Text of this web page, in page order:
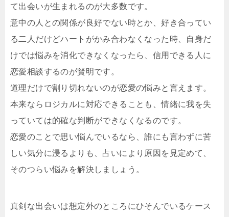
て出会いが生まれるのが大多数です。
意中の人との関係が良好でない時とか、好き合ってい
る二人だけどハートがかみ合わなくなった時、自身だ
けでは悩みを消化できなくなったら、信用できる人に
恋愛相談するのが賢明です。
道理だけで割り切れないのが恋愛の悩みと言えます。
本来ならロジカルに対応できることも、情緒に我を失
っていては的確な判断ができなくなるのです。
恋愛のことで思い悩んでいるなら、誰にも言わずに苦
しい気分に浸るよりも、占いにより原因を見定めて、
そのつらい悩みを解決しましょう。
真剣な出会いは想定外のところにひそんでいるケース